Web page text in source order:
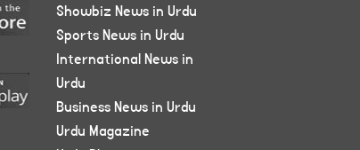
Showbiz News in Urdu
Sports News in Urdu
International News in
Urdu
Business News in Urdu
Urdu Magazine